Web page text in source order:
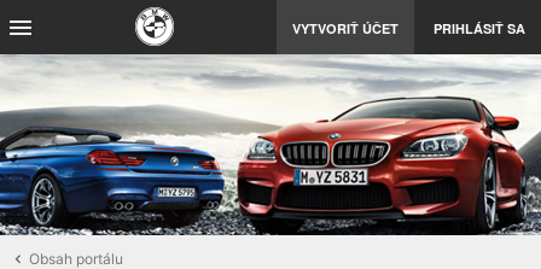
VYTVORIŤ ÚČET PRIHLÁSIŤ SA
Obsah portálu